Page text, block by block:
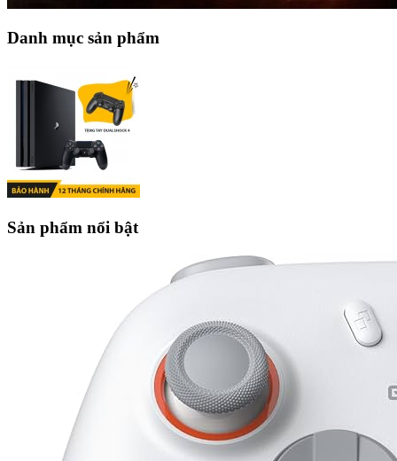
Danh mục sản phẩm
Sản phẩm nổi bật